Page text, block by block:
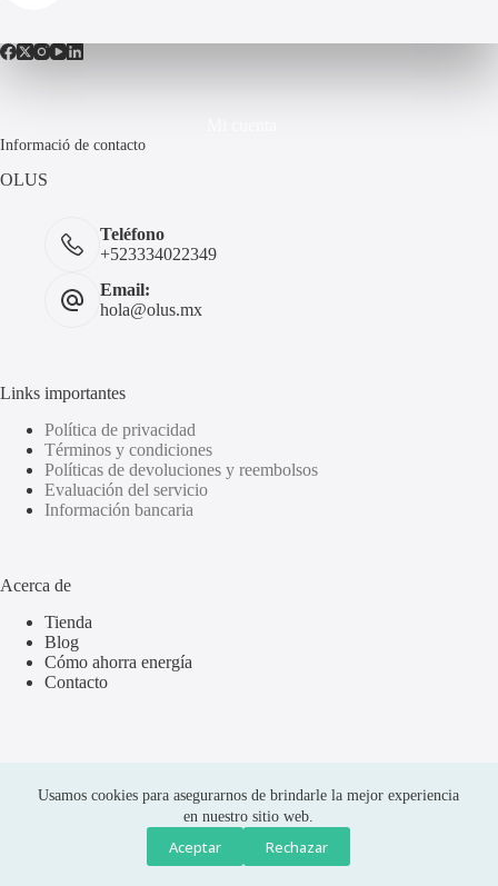
Usamos cookies para asegurarnos de brindarle la mejor experiencia
en nuestro sitio web.
Aceptar Rechazar
Informació de contacto
OLUS
Teléfono
+523334022349
Email:
hola@olus.mx
Links importantes
Política de privacidad
Términos y condiciones
Políticas de devoluciones y reembolsos
Evaluación del servicio
Información bancaria
Acerca de
Tienda
Blog
Cómo ahorra energía
Contacto